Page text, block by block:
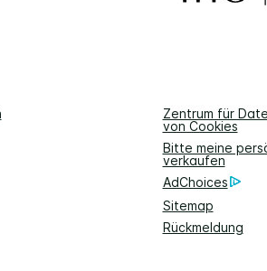
Zentrum für
von Cookies
Bitte meine
verkaufen
AdChoices
Sitemap
Rückmeldung